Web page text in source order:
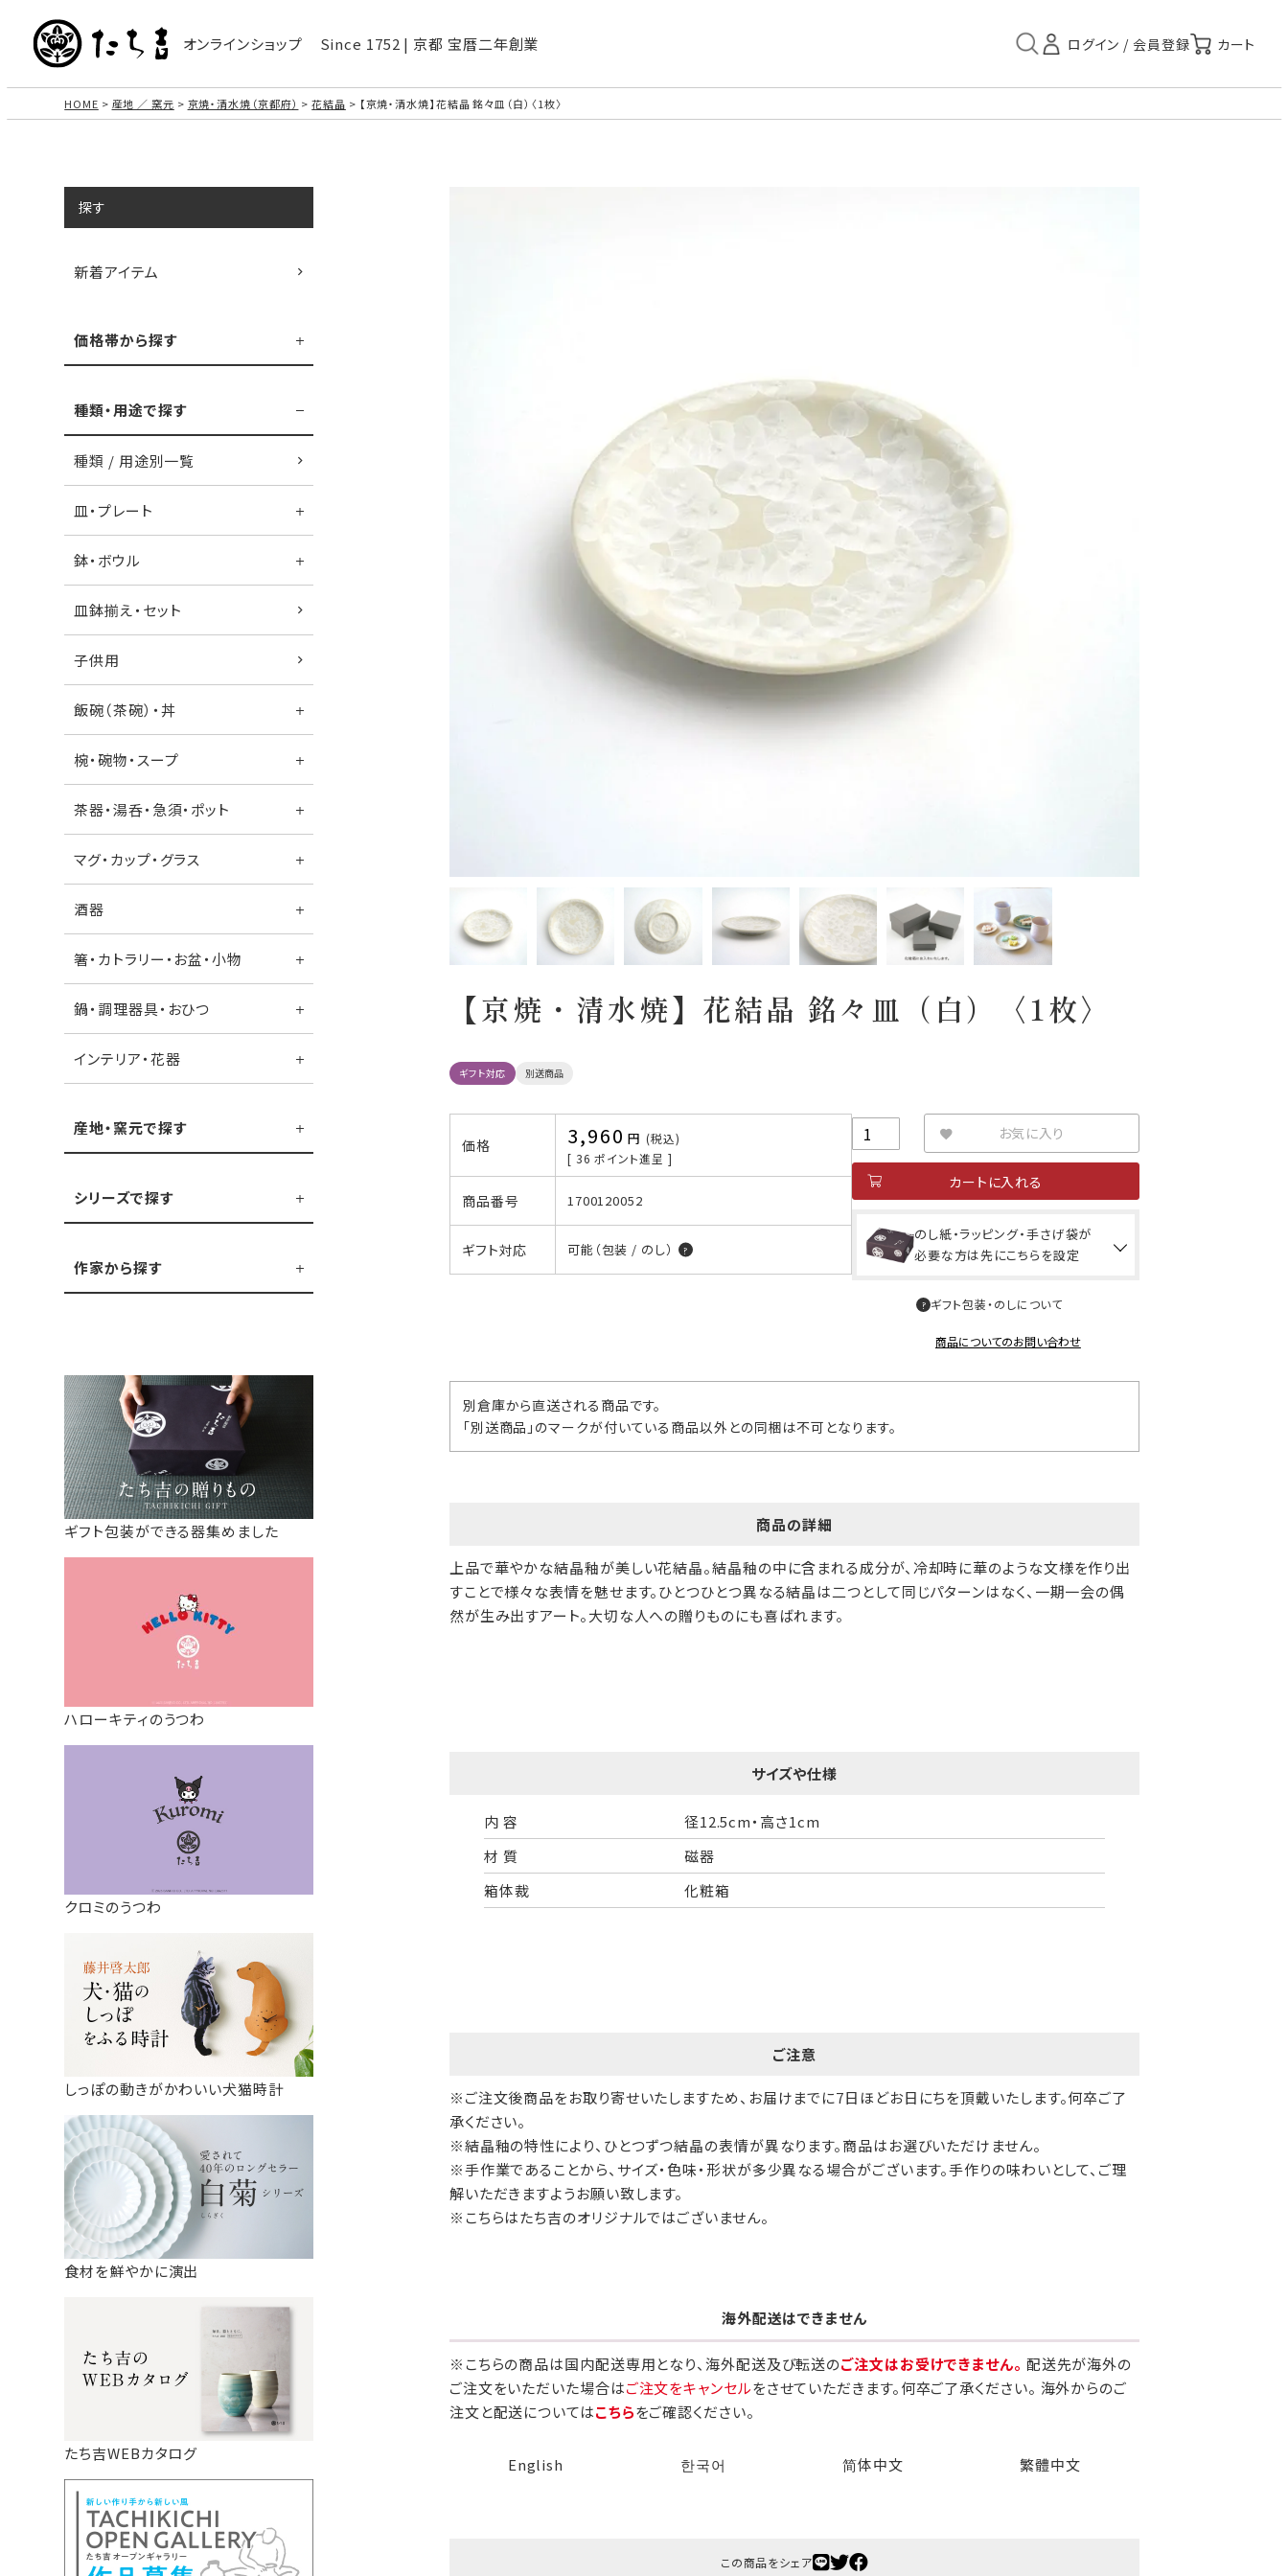
オンラインショップ Since 1752 | 京都 宝暦二年創業
HOME 産地 ／ 窯元 京焼・清水焼（京都府） 花結晶 【京焼・清水焼】花結晶 銘々皿（白）〈1枚〉
探す
新着アイテム
価格帯から探す
種類・用途で探す
種類 / 用途別一覧
皿・プレート
鉢・ボウル
皿鉢揃え・セット
子供用
飯碗（茶碗）・丼
椀・碗物・スープ
茶器・湯呑・急須・ポット
マグ・カップ・グラス
酒器
箸・カトラリー・お盆・小物
鍋・調理器具・おひつ
インテリア・花器
産地・窯元で探す
シリーズで探す
作家から探す
ギフト包装ができる器集めました
ハローキティのうつわ
クロミのうつわ
しっぽの動きがかわいい犬猫時計
食材を鮮やかに演出
たち吉WEBカタログ
【京焼・清水焼】花結晶 銘々皿（白）〈1枚〉
ギフト対応 別送商品
価格 3,960
税込
[ 36 ポイント進呈 ]
商品番号 1700120052
ギフト対応 可能（包装 / のし）
包装紙について
のし・包装体裁により、紐（ひも）掛けしない場合があります。
天掛け包装について
ギフト袋について
包装紙でお包みできない一部の商品
は、ギフト袋にお入れいたします。
ご注文時に、ご希望枚数をご記入ください。
A:京名所 袋
32.5cm
お気に入り
カートに入れる
のし紙・ラッピング・手さげ袋が
必要な方は先にこちらを設定
ギフト包装・のしについて
商品についてのお問い合わせ
別倉庫から直送される商品です。
「別送商品」のマークが付いている商品以外との同梱は不可となります。
商品の詳細
上品で華やかな結晶釉が美しい花結晶。結晶釉の中に含まれる成分が、冷却時に華のような文様を作り出
すことで様々な表情を魅せます。ひとつひとつ異なる結晶は二つとして同じパターンはなく、一期一会の偶
然が生み出すアート。大切な人への贈りものにも喜ばれます。
サイズや仕様
内 容
径12.5cm・高さ1cm
材 質
磁器
箱体裁
化粧箱
ご注意
※ご注文後商品をお取り寄せいたしますため、お届けまでに7日ほどお日にちを頂戴いたします。何卒ご了
承ください。
※結晶釉の特性により、ひとつずつ結晶の表情が異なります。商品はお選びいただけません。
※手作業であることから、サイズ・色味・形状が多少異なる場合がございます。手作りの味わいとして、ご理
解いただきますようお願い致します。
※こちらはたち吉のオリジナルではございません。
海外配送はできません
※こちらの商品は国内配送専用となり、海外配送及び転送のご注文はお受けできません。 配送先が海外の
ご注文をいただいた場合はご注文をキャンセルをさせていただきます。何卒ご了承ください。 海外からのご
注文と配送についてはこちらをご確認ください。
English 한국어 简体中文 繁體中文
この商品をシェア